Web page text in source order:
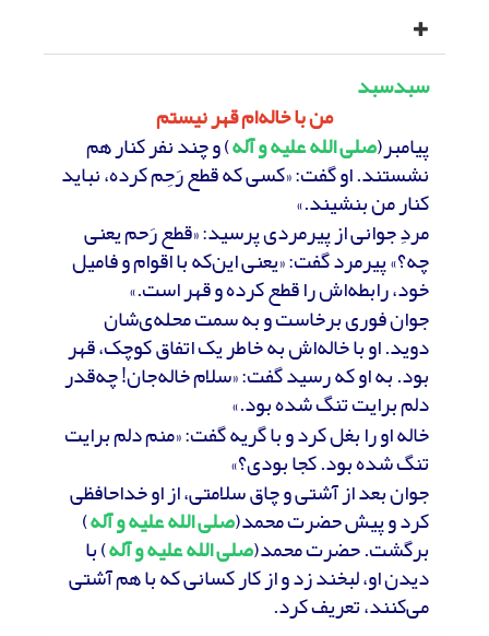
سبدسبد
من با خاله‌ام قهر نیستم
پیامبر(صلی الله علیه و آله) و چند نفر کنار هم
نشستند. او گفت: «کسی که قطع رَحِم کرده، نباید
کنار من بنشیند.»
مردِ جوانی از پیرمردی پرسید: «قطع رَحم یعنی
چه؟» پیرمرد گفت: «یعنی این‌که با اقوام و فامیل
خود، رابطه‌اش را قطع کرده و قهر است.»
جوان فوری برخاست و به سمت محله‌ی‌شان
دوید. او با خاله‌اش به خاطر یک اتفاق کوچک، قهر
بود. به او که رسید گفت: «سلام خاله‌جان! چه‌قدر
دلم برایت تنگ شده بود.»
خاله او را بغل کرد و با گریه گفت: «منم دلم برایت
تنگ شده بود. کجا بودی؟»
جوان بعد از آشتی و چاق سلامتی، از او خداحافظی
کرد و پیش حضرت محمد(صلی الله علیه و آله)
برگشت. حضرت محمد(صلی الله علیه و آله) با
دیدن او، لبخند زد و از کار کسانی که با هم آشتی
می‌کنند، تعریف کرد.